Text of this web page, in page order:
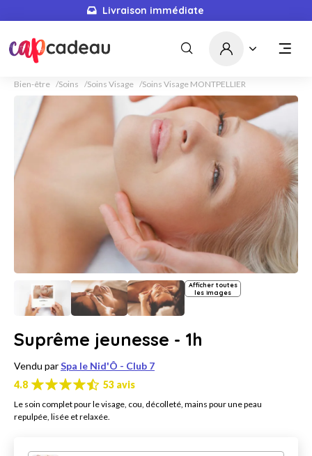
Livraison immédiate
Bien-être Soins Soins Visage Soins Visage MONTPELLIER
Afficher toutes
les images
Suprême jeunesse - 1h
Vendu parSpa le Nid'Ô - Club 7
4.8
53 avis
Le soin complet pour le visage, cou, décolleté, mains pour une peau
repulpée, lisée et relaxée.